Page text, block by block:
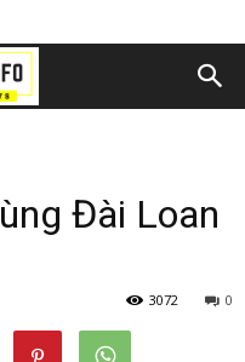
Đài Loan
0
3072